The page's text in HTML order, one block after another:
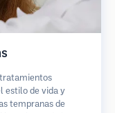
tratamientos
estilo de vida y
tempranas de